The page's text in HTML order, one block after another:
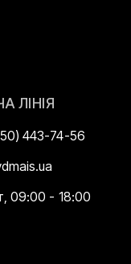
ЛІНІЯ
443-74-56
09:00 - 18:00